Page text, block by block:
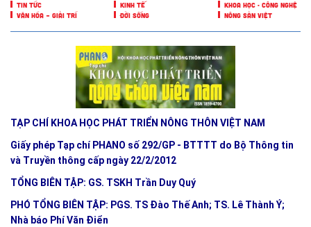
TIN TỨC KINH TẾ
KHOA HỌC - CÔNG NGHỆ
VĂN HÓA – GIẢI TRÍ
ĐỜI SỐNG NÔNG SẢN VIỆT
TẠP CHÍ KHOA HỌC PHÁT TRIỂN NÔNG THÔN VIỆT NAM
Giấy phép Tạp chí PHANO số 292/GP - BTTTT do Bộ Thông tin
và Truyền thông cấp ngày 22/2/2012
TỔNG BIÊN TẬP: GS. TSKH Trần Duy Quý
PHÓ TỔNG BIÊN TẬP: PGS. TS Đào Thế Anh; TS. Lê Thành Ý;
Nhà báo Phí Văn Điển